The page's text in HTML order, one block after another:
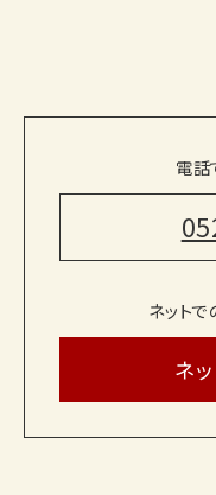
電話
ネット
ネ